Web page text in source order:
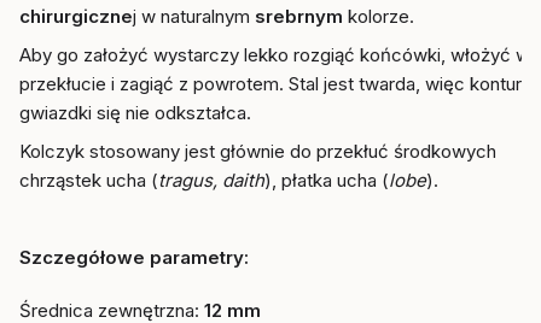
chirurgicznej w naturalnym srebrnym kolorze.
Aby go założyć wystarczy lekko rozgiąć końcówki, włożyć w
przekłucie i zagiąć z powrotem. Stal jest twarda, więc kontur
gwiazdki się nie odkształca.
Kolczyk stosowany jest głównie do przekłuć środkowych
chrząstek ucha (tragus, daith), płatka ucha (lobe).
Szczegółowe parametry:
Średnica zewnętrzna: 12 mm